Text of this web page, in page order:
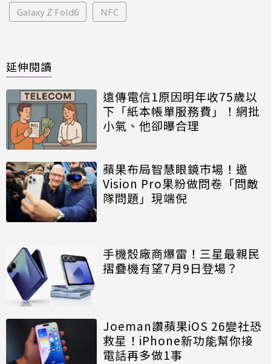
Galaxy Z Fold6 NFC
延伸閱讀
遠傳電信1原因明年收75歲以
下「紙本帳單服務費」！網批
小氣、他卻曝合理
蘋果布局智慧眼鏡市場！邀
Vision Pro果粉做問卷「問敵
隊問題」現端倪
手機殼廠商爆雷！三星最親民
摺疊機有望7月9日登場？
Joeman讚蘋果iOS 26變社恐
救星！iPhone新功能幫你接
電話再多做1事